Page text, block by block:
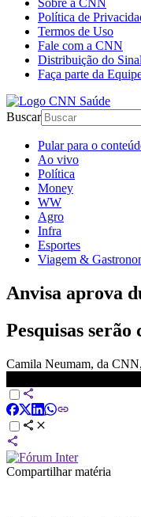
Política de
Termos de Uso
Fale com a CNN
Distribuição do Sinal
Faça parte da
Buscar
Pular para o
Ao vivo
Política
Money
WW
Agro
Infra
Esportes
Viagem &
Anvisa aprova
Pesquisas
Camila Neumam, da
Compartilhar matéria